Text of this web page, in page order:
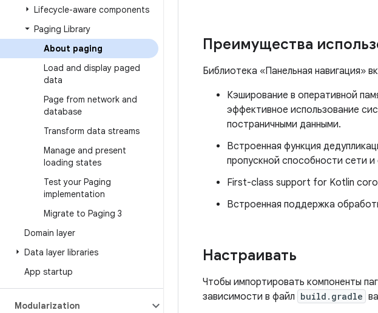
Lifecycle-aware components
Paging Library
About paging
Load and display paged
data
Page from network and
database
Transform data streams
Manage and present
loading states
Test your Paging
implementation
Migrate to Paging 3
Domain layer
Data layer libraries
App startup
Modularization
Преимущества
Библиотека «Панельная навигация»
Кэширование в оперативной
эффективное использование
постраничными данными.
Встроенная функция
пропускной способности сети
First-class support for Kotlin
Встроенная поддержка
Настраивать
Чтобы импортировать компоненты
зависимости в файл build.gradle